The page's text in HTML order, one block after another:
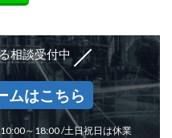
相談受付中
ムはこちら
～18:00 /土日祝日は休業